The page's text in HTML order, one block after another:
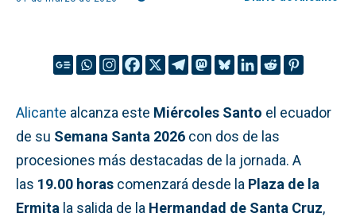
Alicante alcanza este Miércoles Santo el ecuador
de su Semana Santa 2026 con dos de las
procesiones más destacadas de la jornada. A
las 19.00 horas comenzará desde la Plaza de la
Ermita la salida de la Hermandad de Santa Cruz,